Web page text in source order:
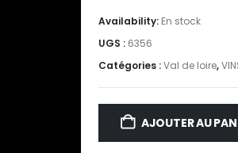
Availability: En stock
UGS : 6356
Catégories :Val de loire,
AJOUTER AU